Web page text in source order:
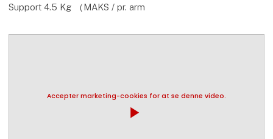
Support 4.5 Kg （MAKS / pr. arm
Accepter marketing-cookies for at se denne video.
play_arrow